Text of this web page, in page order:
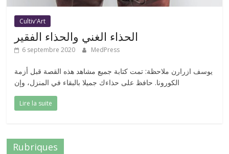
Cultiv'Art
الحذاء الغني والحذاء الفقير
6 septembre 2020 MedPress
يوسف ازرارن ملاحظة: تمت كتابة جميع مشاهد هذه القصة قبل أزمة
الكورونا. حافظ على حذاءك جميلا بالبقاء في المنزل، وإن
Lire la suite
Rubriques